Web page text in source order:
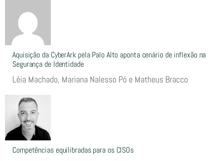
Aquisição da CyberArk pela Palo Alto aponta cenário de inflexão na
Segurança de Identidade
Léia Machado, Mariana Nalesso Pó e Matheus Bracco
Competências equilibradas para os CISOs